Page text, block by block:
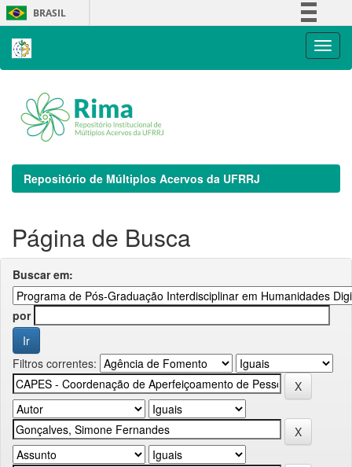
Skip
navigation
BRASIL
Repositório de Múltiplos Acervos da UFRRJ
Página de Busca
Buscar em:
por
Filtros correntes: